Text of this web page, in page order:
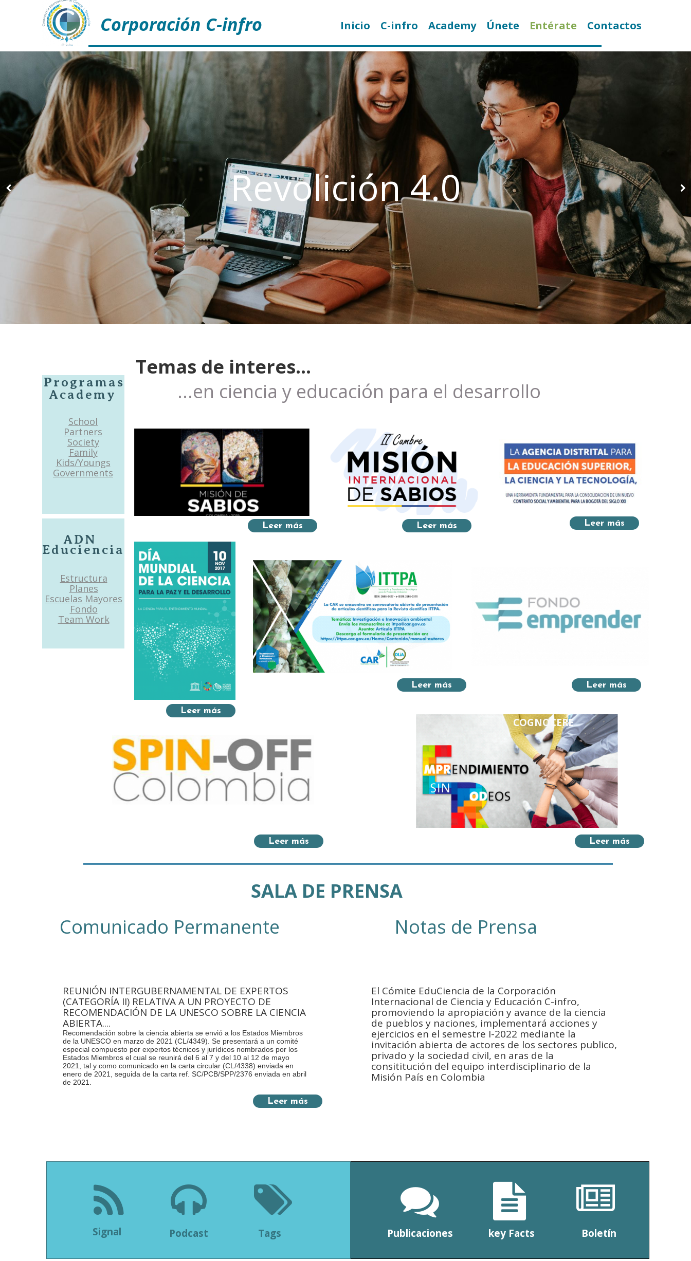
Corporación C-infro Inicio C-infro Academy Únete Entérate Contactos
School
Partners
Society
Family
Kids/Youngs
Governments
Estructura
Planes
Escuelas Mayores
Fondo
Team Work
ADN
Programas
Educiencia
Academy
Temas de interes...
...en ciencia y educación para el desarrollo
Revolición 4.0
REUNIÓN INTERGUBERNAMENTAL DE EXPERTOS
(CATEGORÍA II) RELATIVA A UN PROYECTO DE
RECOMENDACIÓN DE LA UNESCO SOBRE LA CIENCIA
ABIERTA....
Recomendación sobre la ciencia abierta se envió a los Estados Miembros
de la UNESCO en marzo de 2021 (CL/4349). Se presentará a un comité
especial compuesto por expertos técnicos y jurídicos nombrados por los
Estados Miembros el cual se reunirá del 6 al 7 y del 10 al 12 de mayo
2021, tal y como comunicado en la carta circular (CL/4338) enviada en
enero de 2021, seguida de la carta ref. SC/PCB/SPP/2376 enviada en abril
de 2021.
COGNOCERE
Comunicado Permanente Notas de Prensa
El Cómite EduCiencia de la Corporación
Internacional de Ciencia y Educación C-infro,
promoviendo la apropiación y avance de la ciencia
de pueblos y naciones, implementará acciones y
ejercicios en el semestre I-2022 mediante la
invitación abierta de actores de los sectores publico,
privado y la sociedad civil, en aras de la
consititución del equipo interdisciplinario de la
Misión País en Colombia
Podcast

Tags

Signal

key Facts

SALA DE PRENSA

Boletín
Leer más Leer más Leer más
Leer más
Leer más Leer más
Leer más Leer más
Leer más

Publicaciones